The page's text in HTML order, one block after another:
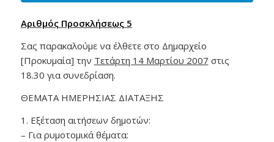
Αριθμός Προσκλήσεως 5
Σας παρακαλούμε να έλθετε στο Δημαρχείο
[Προκυμαία] την Τετάρτη 14 Μαρτίου 2007 στις
18.30 για συνεδρίαση.
ΘΕΜΑΤΑ ΗΜΕΡΗΣΙΑΣ ΔΙΑΤΑΞΗΣ
1. Εξέταση αιτήσεων δημοτών:
– Για ρυμοτομικά θέματα: